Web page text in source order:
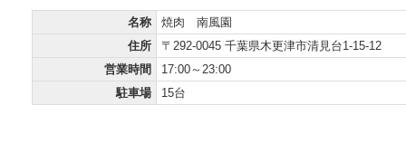
名称
焼肉 南風園
住所
〒292-0045 千葉県木更津市清見台1-15-12
営業時間
17:00～23:00
駐車場
15台